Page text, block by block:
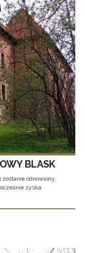
BLASK
odnowiony,
zyska